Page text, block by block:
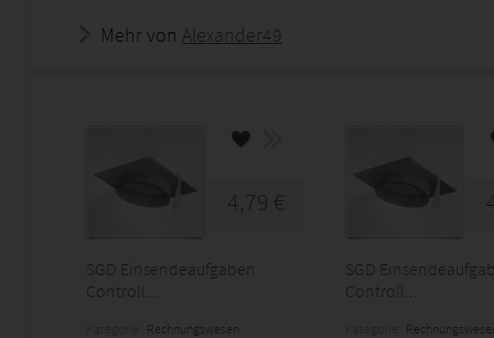
Mehr von Alexander49
4,79 €
SGD Einsendeaufgaben
Controll...
Rechnungswesen
SGD
Controll...